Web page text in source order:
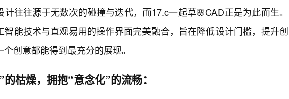
计往往源于无数次的碰撞与迭代，而17.c一起草🌸CAD正是为此而生。
智能技术与直观易用的操作界面完美融合，旨在降低设计门槛，提升创
创意都能得到最充分的展现。
枯燥，拥抱“意念化”的流畅：